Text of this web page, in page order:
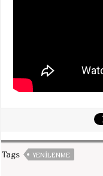
Tags YENILENME